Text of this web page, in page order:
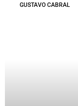
GUSTAVO CABRAL